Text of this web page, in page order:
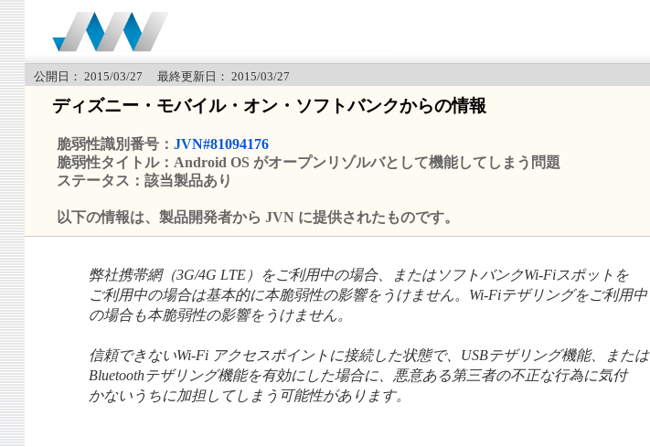
公開日： 2015/03/27 最終更新日： 2015/03/27
ディズニー・モバイル・オン・ソフトバンクからの情報
脆弱性識別番号： JVN#81094176
脆弱性タイトル：Android OS がオープンリゾルバとして機能してしまう問題
ステータス：該当製品あり
以下の情報は、製品開発者から JVN に提供されたものです。
弊社携帯網（3G/4G LTE）をご利用中の場合、またはソフトバンクWi-Fiスポットを
ご利用中の場合は基本的に本脆弱性の影響をうけません。Wi-Fiテザリングをご利用中
の場合も本脆弱性の影響をうけません。
信頼できないWi-Fi アクセスポイントに接続した状態で、USBテザリング機能、または
Bluetoothテザリング機能を有効にした場合に、悪意ある第三者の不正な行為に気付
かないうちに加担してしまう可能性があります。